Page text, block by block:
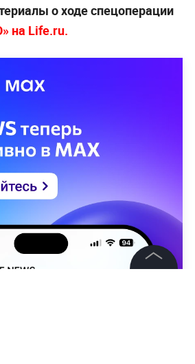
о ходе спецоперации
на Life.ru.